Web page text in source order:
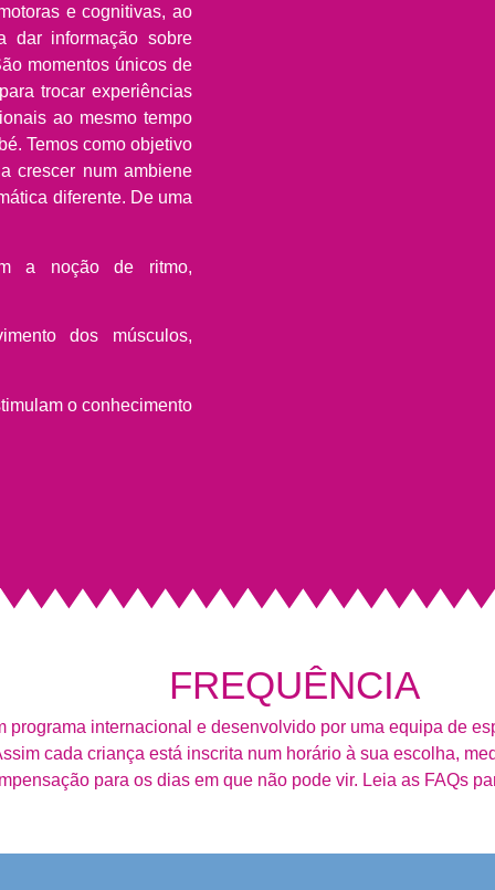
e cognitivas, ao
dar informação sobre
momentos únicos de
trocar experiências
ao mesmo tempo
Temos como objetivo
crescer num ambiene
diferente. De uma
a noção de ritmo,
dos músculos,
o conhecimento
FREQUÊNCIA
programa internacional e desenvolvido por uma equipa de
cada criança está inscrita num horário à sua escolha,
para os dias em que não pode vir. Leia as FAQs